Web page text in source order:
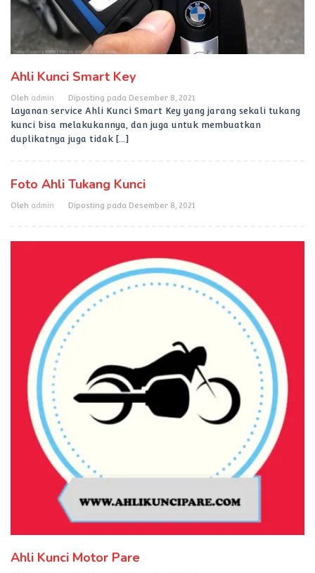
Ahli Kunci Smart Key
Oleh admin Diposting pada Desember 8, 2021
Layanan service Ahli Kunci Smart Key yang jarang sekali tukang
kunci bisa melakukannya, dan juga untuk membuatkan
duplikatnya juga tidak […]
Foto Ahli Tukang Kunci
Oleh admin Diposting pada Desember 8, 2021
Ahli Kunci Motor Pare